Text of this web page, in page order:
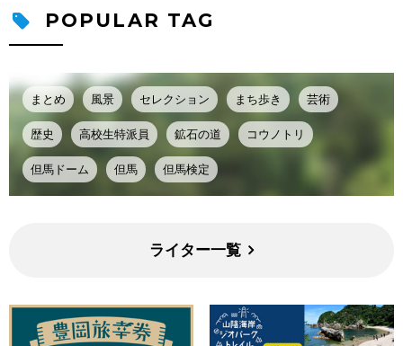
POPULAR TAG
まとめ 風景 セレクション まち歩き 芸術
歴史 高校生特派員 鉱石の道 コウノトリ
但馬ドーム 但馬 但馬検定
ライター一覧